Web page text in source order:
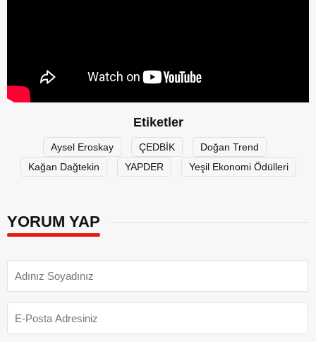
Etiketler
Aysel Eroskay ÇEDBİK
Doğan Trend
Kağan Dağtekin
YAPDER Yeşil Ekonomi Ödülleri
YORUM YAP